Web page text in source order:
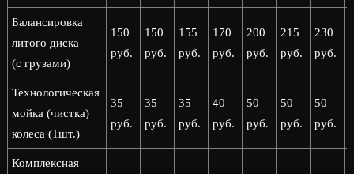
Балансировка
литого диска
(с грузами)
150
руб.
150
руб.
155
руб.
170
руб.
200
руб.
215
руб.
230
руб.
Технологическая
мойка (чистка)
колеса (1шт.)
35
руб.
35
руб.
35
руб.
40
руб.
50
руб.
50
руб.
50
руб.
Комплексная